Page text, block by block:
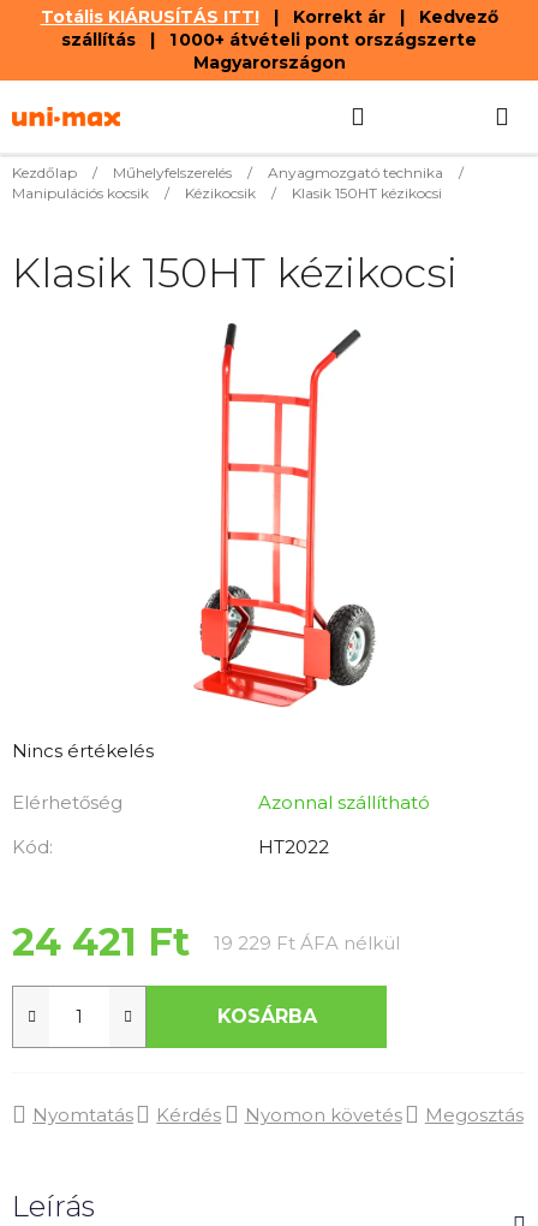
Totális KIÁRUSÍTÁS ITT!| Korrekt ár | Kedvező
szállítás | 1 000+ átvételi pont országszerte
Magyarországon
tartalomhoz
KOSÁR
Kezdőlap / Műhelyfelszerelés / Anyagmozgató technika
/
Manipulációs kocsik
/ Kézikocsik / Klasik 150HT kézikocsi
A
átlagos
értékelése
0,0
csillag.
Nincs értékelés
Elérhetőség
Azonnal szállítható
Kód:
HT2022
24 421 Ft 19 229 Ft ÁFA nélkül
KOSÁRBA
Nyomtatás Kérdés Nyomon követés Megosztás
Klasik 150HT kézikocsi
Leírás